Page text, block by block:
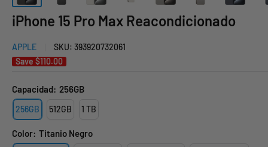
iPhone 15 Pro Max Reacondicionado
APPLE SKU: 393920732061
Save $110.00
Capacidad: 256GB
256GB 512GB 1 TB
Color: Titanio Negro